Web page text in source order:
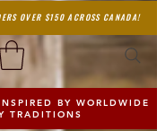
OVER $150 ACROSS CANADA!
BY WORLDWIDE
TRADITIONS